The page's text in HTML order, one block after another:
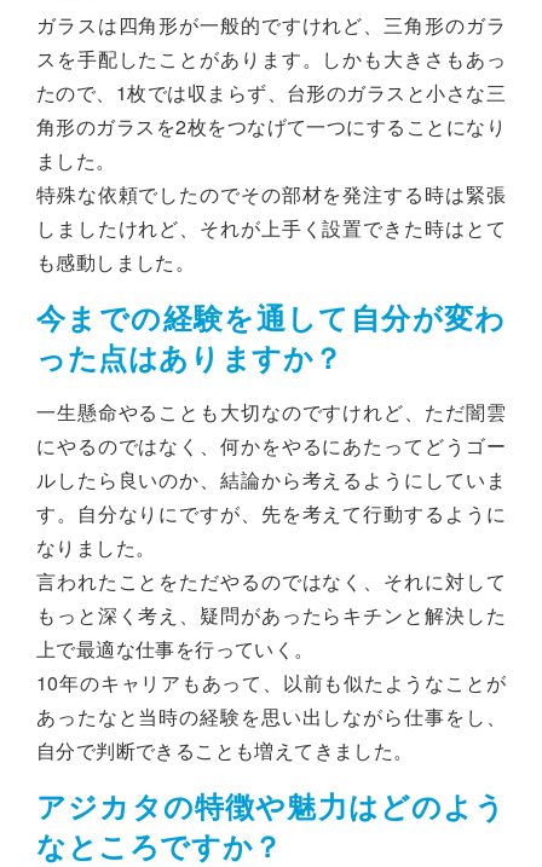
ガラスは四角形が一般的ですけれど、三角形のガラ
スを手配したことがあります。しかも大きさもあっ
たので、1枚では収まらず、台形のガラスと小さな三
角形のガラスを2枚をつなげて一つにすることになり
ました。
特殊な依頼でしたのでその部材を発注する時は緊張
しましたけれど、それが上手く設置できた時はとて
も感動しました。
今までの経験を通して自分が変わ
った点はありますか？
一生懸命やることも大切なのですけれど、ただ闇雲
にやるのではなく、何かをやるにあたってどうゴー
ルしたら良いのか、結論から考えるようにしていま
す。自分なりにですが、先を考えて行動するように
なりました。
言われたことをただやるのではなく、それに対して
もっと深く考え、疑問があったらキチンと解決した
上で最適な仕事を行っていく。
10年のキャリアもあって、以前も似たようなことが
あったなと当時の経験を思い出しながら仕事をし、
自分で判断できることも増えてきました。
アジカタの特徴や魅力はどのよう
なところですか？